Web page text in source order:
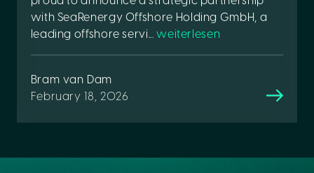
with SeaRenergy Offshore Holding GmbH, a
leading offshore servi...weiterlesen
Bram van Dam
February 18, 2026